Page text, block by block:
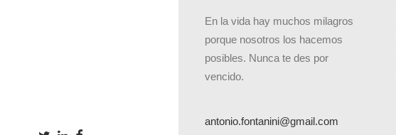
En la vida hay muchos milagros
porque nosotros los hacemos
posibles. Nunca te des por
vencido.
antonio.fontanini@gmail.com